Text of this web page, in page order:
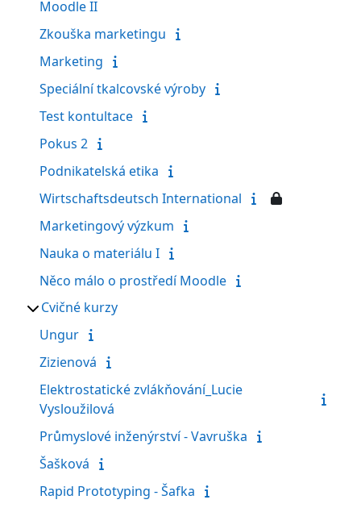
Moodle II
Zkouška marketingu
Marketing
Speciální tkalcovské výroby
Test kontultace
Pokus 2
Podnikatelská etika
Wirtschaftsdeutsch International
Marketingový výzkum
Nauka o materiálu I
Něco málo o prostředí Moodle
Cvičné kurzy
Ungur
Zizienová
Elektrostatické zvlákňování_Lucie
Vysloužilová
Průmyslové inženýrství - Vavruška
Šašková
Rapid Prototyping - Šafka